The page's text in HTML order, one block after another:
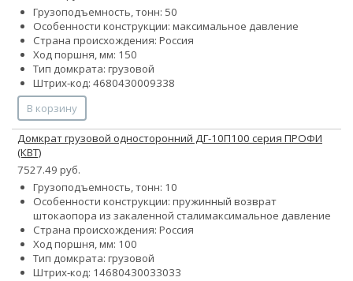
Грузоподъемность, тонн: 50
Особенности конструкции: максимальное давление
Страна происхождения: Россия
Ход поршня, мм: 150
Тип домкрата: грузовой
Штрих-код: 4680430009338
В корзину
Домкрат грузовой односторонний ДГ-10П100 серия ПРОФИ
(КВТ)
7527.49 руб.
Грузоподъемность, тонн: 10
Особенности конструкции: пружинный возврат
штокаопора из закаленной сталимаксимальное давление
Страна происхождения: Россия
Ход поршня, мм: 100
Тип домкрата: грузовой
Штрих-код: 14680430033033